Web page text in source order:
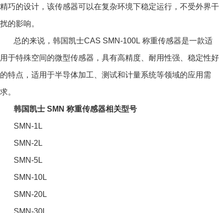
精巧的设计，该传感器可以在复杂环境下稳定运行，不受外界干
扰的影响。
总的来说，韩国凯士CAS SMN-100L 称重传感器是一款适
用于特殊空间的微型传感器，具有高精度、耐用性强、稳定性好
的特点，适用于半导体加工、测试和计量系统等领域的应用需
求。
韩国凯士 SMN 称重传感器相关型号
SMN-1L
SMN-2L
SMN-5L
SMN-10L
SMN-20L
SMN-30L